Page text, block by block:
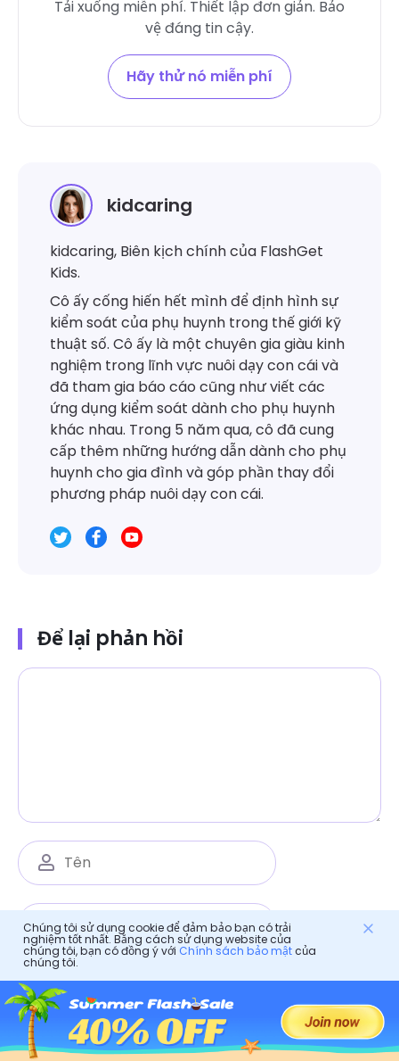
Tải xuống miễn phí. Thiết lập đơn giản. Bảo
vệ đáng tin cậy.
Hãy thử nó miễn phí
kidcaring
kidcaring, Biên kịch chính của FlashGet
Kids.
Cô ấy cống hiến hết mình để định hình sự
kiểm soát của phụ huynh trong thế giới kỹ
thuật số. Cô ấy là một chuyên gia giàu kinh
nghiệm trong lĩnh vực nuôi dạy con cái và
đã tham gia báo cáo cũng như viết các
ứng dụng kiểm soát dành cho phụ huynh
khác nhau. Trong 5 năm qua, cô đã cung
cấp thêm những hướng dẫn dành cho phụ
huynh cho gia đình và góp phần thay đổi
phương pháp nuôi dạy con cái.
Để lại phản hồi
Lưu tên, email và trang web của tôi trong trình
duyệt này cho lần bình luận tiếp theo.
Chúng tôi sử dụng cookie để đảm bảo bạn có trải
nghiệm tốt nhất. Bằng cách sử dụng website của
chúng tôi, bạn có đồng ý với Chính sách bảo mậtcủa
chúng tôi.